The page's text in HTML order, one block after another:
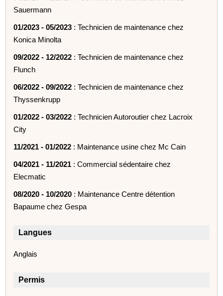
Sauermann
01/2023 - 05/2023 : Technicien de maintenance chez
Konica Minolta
09/2022 - 12/2022 : Technicien de maintenance chez
Flunch
06/2022 - 09/2022 : Technicien de maintenance chez
Thyssenkrupp
01/2022 - 03/2022 : Technicien Autoroutier chez Lacroix
City
11/2021 - 01/2022 : Maintenance usine chez Mc Cain
04/2021 - 11/2021 : Commercial sédentaire chez
Elecmatic
08/2020 - 10/2020 : Maintenance Centre détention
Bapaume chez Gespa
Langues
Anglais
Permis